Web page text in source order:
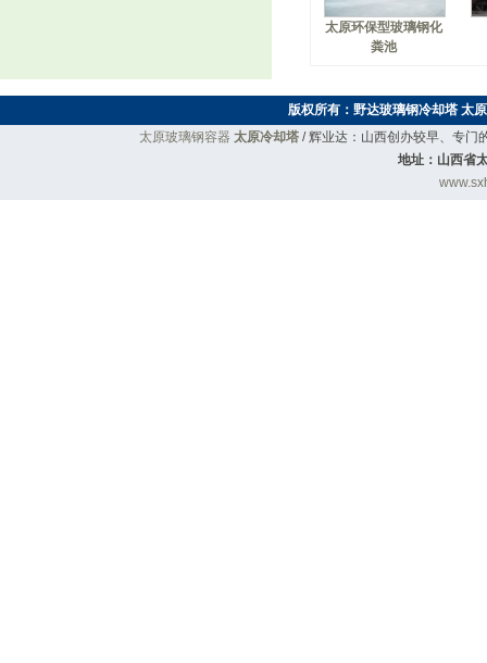
太原环保型玻璃钢化
粪池
版权所有： 野达玻璃钢冷却塔 太
太原玻璃钢容器 太原冷却塔 / 辉业达：山西创办较早、专门
地址：山西省